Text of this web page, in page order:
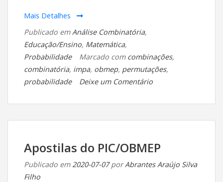
Mais Detalhes
Publicado emAnálise Combinatória,
Educação/Ensino, Matemática,
Probabilidade
Marcado com combinações,
combinatória, impa, obmep, permutações,
probabilidade
Deixe um Comentárioem
para
estudar
e
probabilidade
Apostilas do PIC/OBMEP
Publicado em2020-07-07porAbrantes Araújo Silva
Filho